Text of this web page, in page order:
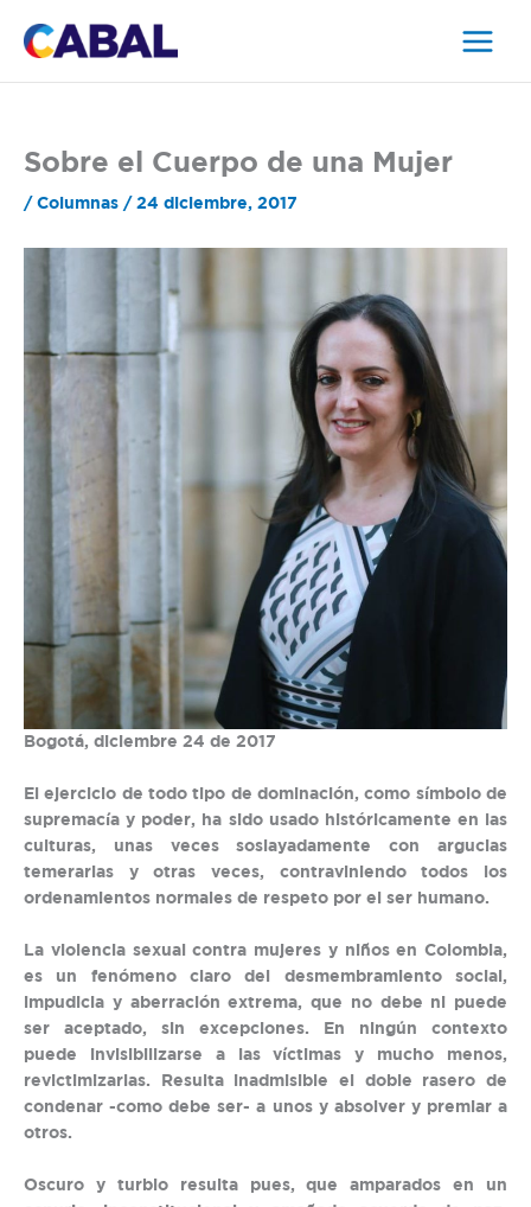
Sobre el Cuerpo de una Mujer
/ Columnas / 24 diciembre, 2017
Bogotá, diciembre 24 de 2017
El ejercicio de todo tipo de dominación, como símbolo de
supremacía y poder, ha sido usado históricamente en las
culturas, unas veces soslayadamente con argucias
temerarias y otras veces, contraviniendo todos los
ordenamientos normales de respeto por el ser humano.
La violencia sexual contra mujeres y niños en Colombia,
es un fenómeno claro del desmembramiento social,
impudicia y aberración extrema, que no debe ni puede
ser aceptado, sin excepciones. En ningún contexto
puede invisibilizarse a las víctimas y mucho menos,
revictimizarlas. Resulta inadmisible el doble rasero de
condenar -como debe ser- a unos y absolver y premiar a
otros.
Oscuro y turbio resulta pues, que amparados en un